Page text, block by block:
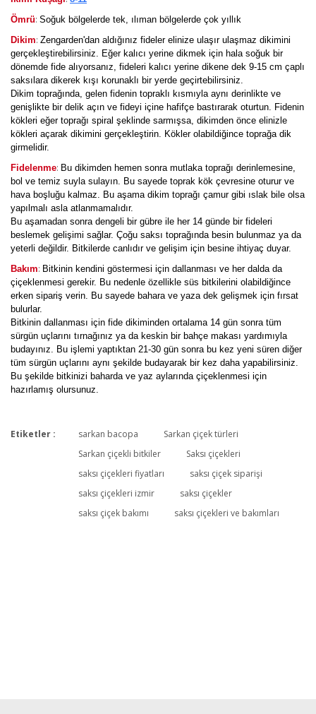
Ömrü: Soğuk bölgelerde tek, ılıman bölgelerde çok yıllık
Dikim: Zengarden'dan aldığınız fideler elinize ulaşır ulaşmaz dikimini
gerçekleştirebilirsiniz. Eğer kalıcı yerine dikmek için hala soğuk bir
dönemde fide alıyorsanız, fideleri kalıcı yerine dikene dek 9-15 cm çaplı
saksılara dikerek kışı korunaklı bir yerde geçirtebilirsiniz.
Dikim toprağında, gelen fidenin topraklı kısmıyla aynı derinlikte ve
genişlikte bir delik açın ve fideyi içine hafifçe bastırarak oturtun. Fidenin
kökleri eğer toprağı spiral şeklinde sarmışsa, dikimden önce elinizle
kökleri açarak dikimini gerçekleştirin. Kökler olabildiğince toprağa dik
girmelidir.
Fidelenme: Bu dikimden hemen sonra mutlaka toprağı derinlemesine,
bol ve temiz suyla sulayın. Bu sayede toprak kök çevresine oturur ve
hava boşluğu kalmaz. Bu aşama dikim toprağı çamur gibi ıslak bile olsa
yapılmalı asla atlanmamalıdır.
Bu aşamadan sonra dengeli bir gübre ile her 14 günde bir fideleri
beslemek gelişimi sağlar. Çoğu saksı toprağında besin bulunmaz ya da
yeterli değildir. Bitkilerde canlıdır ve gelişim için besine ihtiyaç duyar.
Bakım: Bitkinin kendini göstermesi için dallanması ve her dalda da
çiçeklenmesi gerekir. Bu nedenle özellikle süs bitkilerini olabildiğince
erken sipariş verin. Bu sayede bahara ve yaza dek gelişmek için fırsat
bulurlar.
Bitkinin dallanması için fide dikiminden ortalama 14 gün sonra tüm
sürgün uçlarını tırnağınız ya da keskin bir bahçe makası yardımıyla
budayınız. Bu işlemi yaptıktan 21-30 gün sonra bu kez yeni süren diğer
tüm sürgün uçlarını aynı şekilde budayarak bir kez daha yapabilirsiniz.
Bu şekilde bitkinizi baharda ve yaz aylarında çiçeklenmesi için
hazırlamış olursunuz.
Bu ürüne ilk yorumu siz yapın!
Yorum Yaz
Etiketler : sarkan bacopa
Sarkan çiçek türleri
Sarkan çiçekli bitkiler
Saksı çiçekleri
saksı çiçekleri fiyatları
saksı çiçek siparişi
saksı çiçekleri izmir
saksı çiçekler
saksı çiçek bakımı
saksı çiçekleri ve bakımları